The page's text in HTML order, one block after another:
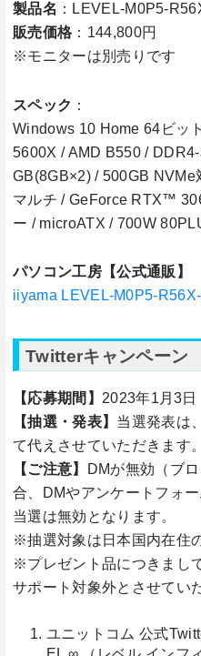
製品名 ：LEVEL-M0P5-
販売価格 ：144,800円
※モニターは別売りです
スペック ：
Windows 10 Home 64ビッ
5600X / AMD B550 /
GB(8GB×2) / 500GB
マルチ / GeForce RTX™
ー / microATX / 700W
パソコン工房【公式通販】
iiyama LEVEL-M0P5-
Twitterキャンペーン
【応募期間】 2023年1月3
【抽選・発表】 当選発表は
て代えさせていただきます。
【ご注意】
DMが無効（ブ
合、DMやアンケートフォ
当選は無効となります。
※抽選対象は日本国内在住
※プレゼント品につきまし
サポート対象外とさせてい
ユニットコム 公式